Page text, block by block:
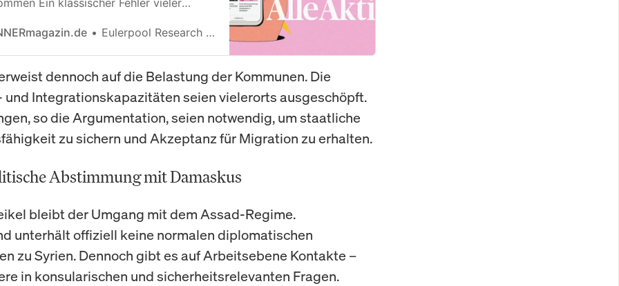
Ein klassischer Fehler vieler
überall präsent sind. Der Kurs ist
Medien berichten täglich, soziale
feiern den „Gewinner“. Doch was wie
ist häufig das späte Ende einer
In dieser Phase sind: […]
Eulerpool Research Systems
dennoch auf die Belastung der Kommunen. Die
und Integrationskapazitäten seien vielerorts ausgeschöpft.
so die Argumentation, seien notwendig, um staatliche
zu sichern und Akzeptanz für Migration zu erhalten.
Abstimmung mit Damaskus
bleibt der Umgang mit dem Assad-Regime.
unterhält offiziell keine normalen diplomatischen
zu Syrien. Dennoch gibt es auf Arbeitsebene Kontakte –
in konsularischen und sicherheitsrelevanten Fragen.